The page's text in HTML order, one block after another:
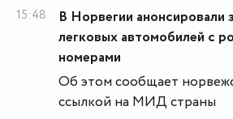
15:48
В Норвегии анонсировали
легковых автомобилей с
номерами
Об этом сообщает
ссылкой на МИД страны